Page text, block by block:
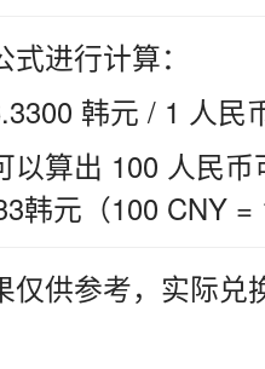
进行计算：
韩元 / 1 人民
以算出 100 人民
韩元（100 CNY =
仅供参考，实际